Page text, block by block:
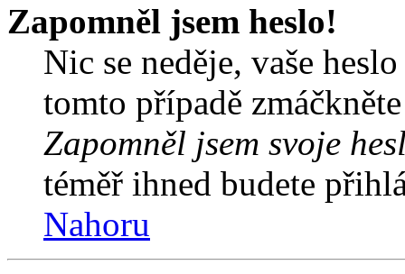
Zapomněl jsem heslo!
Nic se neděje, vaše
tomto případě
Zapomněl jsem svoje
téměř ihned budete
Nahoru